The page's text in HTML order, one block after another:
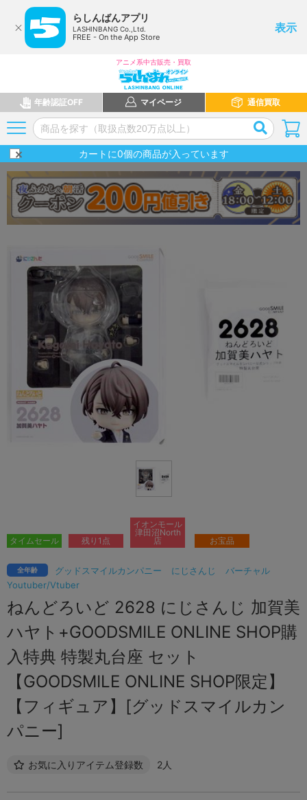
らしんばんアプリ
LASHINBANG Co.,Ltd.
FREE - On the App Store
表示
アニメ系中古販売・買取
年齢認証OFF マイページ 通信買取
カートに0個の商品が入っています
グッドスマイルカンパニー にじさんじ
バーチャル
Youtuber/Vtuber
全年齢
ねんどろいど 2628 にじさんじ 加賀美
ハヤト+GOODSMILE ONLINE SHOP購
入特典 特製丸台座 セット
【GOODSMILE ONLINE SHOP限定】
【フィギュア】[グッドスマイルカン
パニー]
お気に入りアイテム登録数 2人
タイムセール 残り1点
イオンモール
津田沼North
店
お宝品